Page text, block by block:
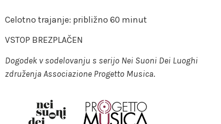
Celotno trajanje: približno 60 minut
VSTOP BREZPLAČEN
Dogodek v sodelovanju s serijo Nei Suoni Dei Luoghi
združenja Associazione Progetto Musica.